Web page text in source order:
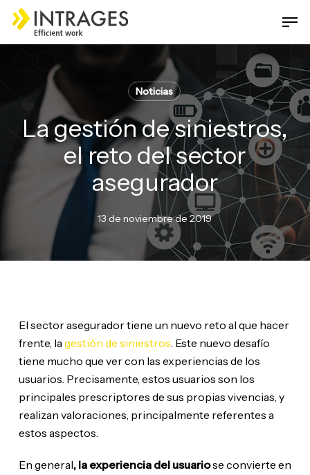
Skip
main
Noticias
La gestión de siniestros,
el reto del sector
asegurador
13 de noviembre de 2019
El sector asegurador tiene un nuevo reto al que hacer
frente, lagestión de siniestros. Este nuevo desafío
tiene mucho que ver con las experiencias de los
usuarios. Precisamente, estos usuarios son los
principales prescriptores de sus propias vivencias, y
realizan valoraciones, principalmente referentes a
estos aspectos.
En general, la experiencia del usuariose convierte en
Close
Menu